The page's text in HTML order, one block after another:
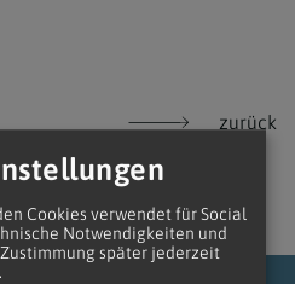
zurück
Cookies verwendet für Social
Notwendigkeiten und
später jederzeit